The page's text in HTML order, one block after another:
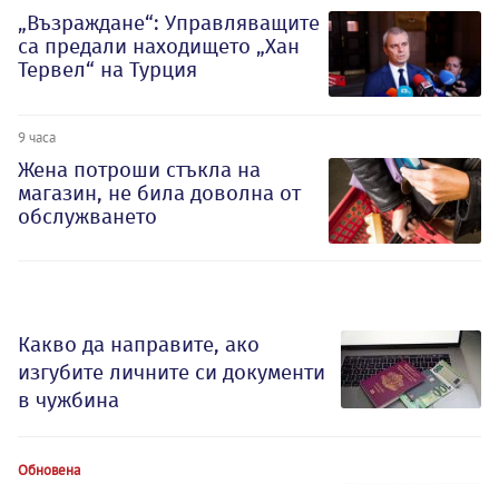
„Възраждане“: Управляващите
са предали находището „Хан
Тервел“ на Турция
9 часа
Жена потроши стъкла на
магазин, не била доволна от
обслужването
Какво да направите, ако
изгубите личните си документи
в чужбина
Обновена